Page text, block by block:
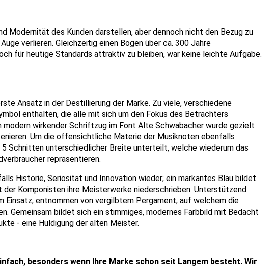
Modernität des Kunden darstellen, aber dennoch nicht den Bezug zu
verlieren. Gleichzeitig einen Bogen über ca. 300 Jahre
für heutige Standards attraktiv zu bleiben, war keine leichte Aufgabe.
Ansatz in der Destillierung der Marke. Zu viele, verschiedene
enthalten, die alle mit sich um den Fokus des Betrachters
modern wirkender Schriftzug im Font Alte Schwabacher wurde gezielt
Um die offensichtliche Materie der Musiknoten ebenfalls
Schnitten unterschiedlicher Breite unterteilt, welche wiederum das
repräsentieren.
Historie, Seriosität und Innovation wieder; ein markantes Blau bildet
Komponisten ihre Meisterwerke niederschrieben. Unterstützend
Einsatz, entnommen von vergilbtem Pergament, auf welchem die
Gemeinsam bildet sich ein stimmiges, modernes Farbbild mit Bedacht
- eine Huldigung der alten Meister.
besonders wenn Ihre Marke schon seit Langem besteht. Wir